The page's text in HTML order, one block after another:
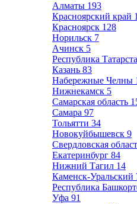
Алматы 193
Красноярский край
Красноярск 128
Норильск 7
Ачинск 5
Республика
Казань 83
Набережные Челны
Нижнекамск 5
Самарская область
Самара 97
Тольятти 34
Новокуйбышевск 9
Свердловская
Екатеринбург 84
Нижний Тагил 14
Каменск-Уральский
Республика
Уфа 91